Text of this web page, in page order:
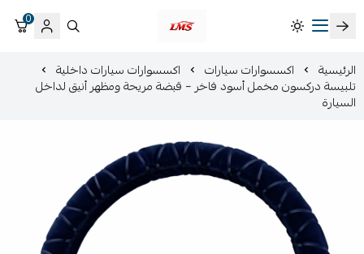
متجر لمسات الشرقية لزينة سيارات LMS
0
الرئيسية اكسسوارات سيارات اكسسوارات سيارات داخلية
تلبيسة دركسون مخمل أسود فاخر – قبضة مريحة ومظهر أنيق لداخل
السيارة